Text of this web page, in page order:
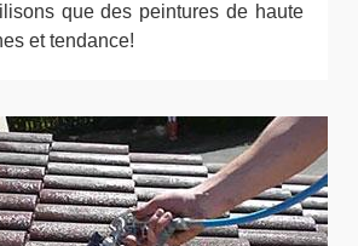
que des peintures de haute
et tendance!